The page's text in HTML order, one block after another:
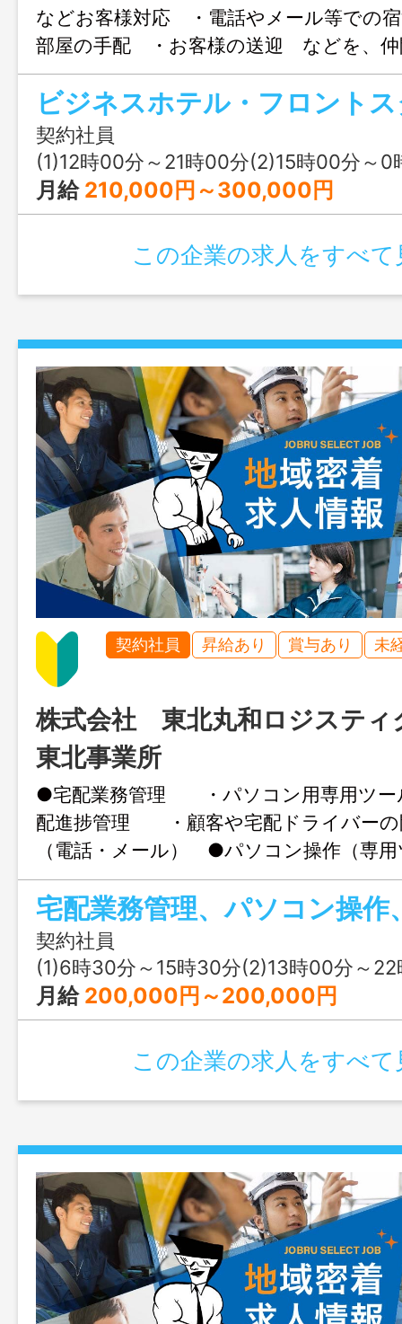
などお客様対応 ・電話やメール等での
部屋の手配 ・お客様の送迎 などを、仲
なっていただきま
す。
更範囲：変更なし】
契約社員
(1)12時00分～21時00分(2)15時00分～0時00分
月給 210,000円～300,000円
この企業の求人をすべて
契約社員 昇給あり 賞与あり 未
株式会社 東北丸和ロジステ
東北事業所
●宅配業務管理 ・パソコン用専用ツー
配進捗管理 ・顧客や宅配ドライバーの
（電話・メール） ●パソコン操作（専
単な報告資料作成や数値入力） ●仕分け
な軽量物仕分け、カゴ車整理等） ※男性
中 ※応募前の職場見学可能。見学後にご
ださい。 ※早番・遅番の選択も可能 ※
ば休日取得可能 変更の範囲：変更なし
契約社員
(1)6時30分～15時30分(2)13時00分～
月給 200,000円～200,000円
この企業の求人をすべて